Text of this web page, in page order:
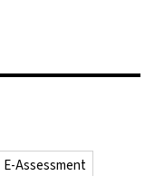
E-Assessment